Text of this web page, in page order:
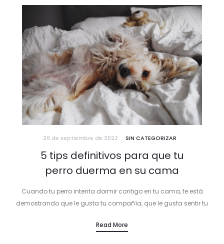
20 de septiembre de 2022 SIN CATEGORIZAR
5 tips definitivos para que tu
perro duerma en su cama
Cuando tu perro intenta dormir contigo en tu cama, te está
demostrando que le gusta tu compañía, que le gusta sentir tu
sociales que, si viviesen en la naturaleza, lo harían en
Read More